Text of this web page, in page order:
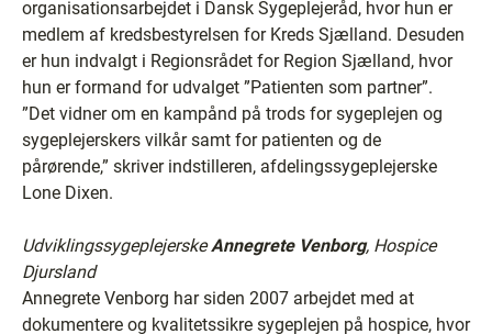
organisationsarbejdet i Dansk Sygeplejeråd, hvor hun er
medlem af kredsbestyrelsen for Kreds Sjælland. Desuden
er hun indvalgt i Regionsrådet for Region Sjælland, hvor
hun er formand for udvalget ”Patienten som partner”.
”Det vidner om en kampånd på trods for sygeplejen og
sygeplejerskers vilkår samt for patienten og de
pårørende,” skriver indstilleren, afdelingssygeplejerske
Lone Dixen.
UdviklingssygeplejerskeAnnegrete Venborg, Hospice
Djursland
Annegrete Venborg har siden 2007 arbejdet med at
dokumentere og kvalitetssikre sygeplejen på hospice, hvor